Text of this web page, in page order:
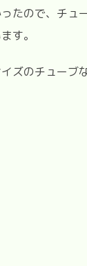
たので、チュ
す。
ズのチューブ